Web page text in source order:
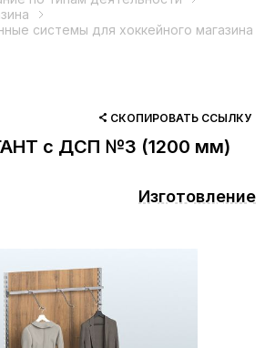
системы для хоккейного магазина
СКОПИРОВАТЬ ССЫЛКУ
с ДСП №3 (1200 мм)
Изготовление